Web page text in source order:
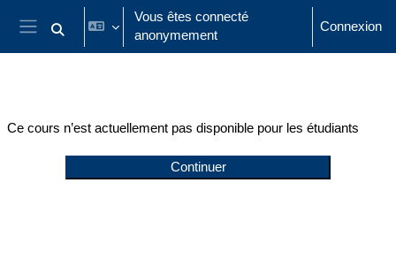
Passer au contenu principal
Panneau latéral
Activer/désactiver la saisie de recherche
Vous êtes connecté
anonymement
Connexion
Ce cours n’est actuellement pas disponible pour les étudiants
Continuer